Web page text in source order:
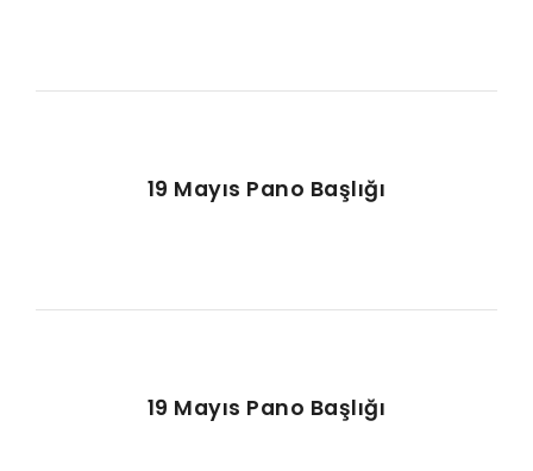
19 Mayıs Pano Başlığı
19 Mayıs Pano Başlığı